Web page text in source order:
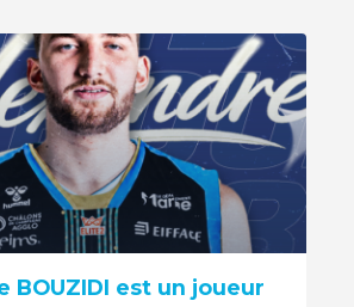
BOUZIDI est un joueur